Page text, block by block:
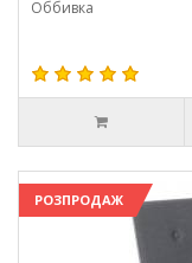
Оббивка
РОЗПРОДАЖ